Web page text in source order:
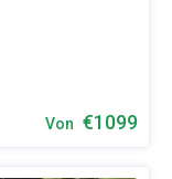
Von €1099